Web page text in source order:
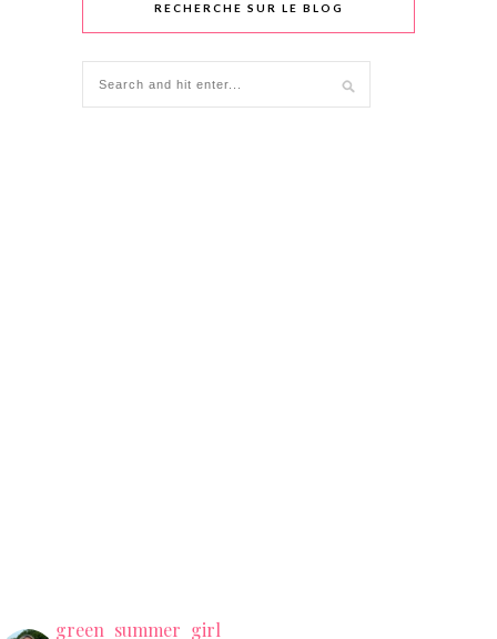
RECHERCHE SUR LE BLOG
green_summer_girl